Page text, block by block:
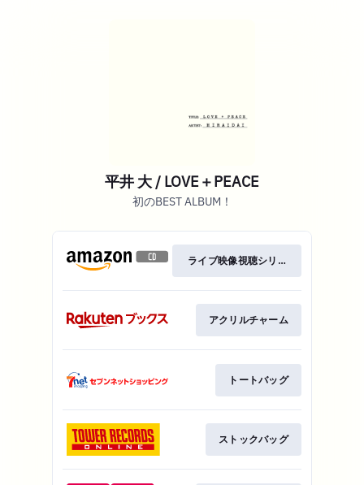
平井 大 / LOVE＋PEACE
初のBEST ALBUM！
ライブ映像視聴シリアル
アクリルチャーム
トートバッグ
ストックバッグ